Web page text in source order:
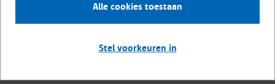
Alle cookies toestaan
Stel voorkeuren in